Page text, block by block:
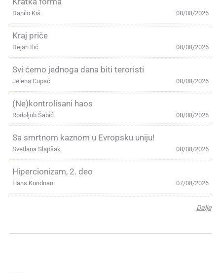
08/08/2026
Danilo Kiš
Kraj priče
08/08/2026
Dejan Ilić
Svi ćemo jednoga dana biti teroristi
08/08/2026
Jelena Cupać
(Ne)kontrolisani haos
08/08/2026
Rodoljub Šabić
Sa smrtnom kaznom u Evropsku uniju!
08/08/2026
Svetlana Slapšak
Hipercionizam, 2. deo
07/08/2026
Hans Kundnani
Dalje